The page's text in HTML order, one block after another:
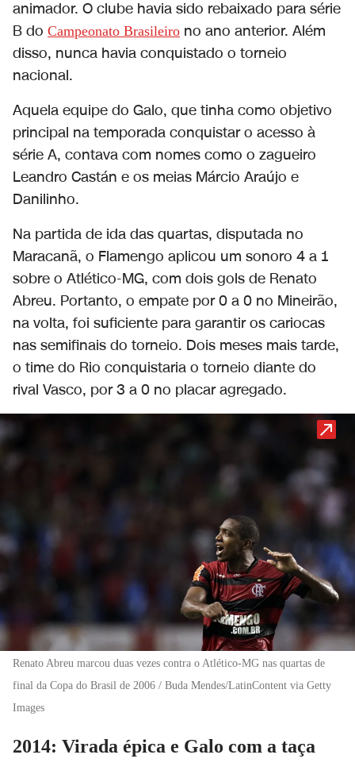
animador. O clube havia sido rebaixado para série
B do Campeonato Brasileiro no ano anterior. Além
disso, nunca havia conquistado o torneio
nacional.
Aquela equipe do Galo, que tinha como objetivo
principal na temporada conquistar o acesso à
série A, contava com nomes como o zagueiro
Leandro Castán e os meias Márcio Araújo e
Danilinho.
Na partida de ida das quartas, disputada no
Maracanã, o Flamengo aplicou um sonoro 4 a 1
sobre o Atlético-MG, com dois gols de Renato
Abreu. Portanto, o empate por 0 a 0 no Mineirão,
na volta, foi suficiente para garantir os cariocas
nas semifinais do torneio. Dois meses mais tarde,
o time do Rio conquistaria o torneio diante do
rival Vasco, por 3 a 0 no placar agregado.
Renato Abreu marcou duas vezes contra o Atlético-MG nas quartas de
final da Copa do Brasil de 2006 / Buda Mendes/LatinContent via Getty
Images
2014: Virada épica e Galo com a taça